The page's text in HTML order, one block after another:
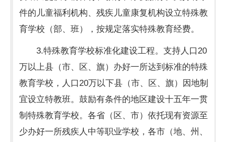
件的儿童福利机构、残疾儿童康复机构设立特殊教
育学校（部、班），按规定落实特殊教育经费。
3.特殊教育学校标准化建设工程。支持人口20
万以上县（市、区、旗）办好一所达到标准的特殊
教育学校，人口20万以下县（市、区、旗）因地制
宜设立特教班。鼓励有条件的地区建设十五年一贯
制特殊教育学校。各省（区、市）依托现有资源至
少办好一所残疾人中等职业学校，各市（地、州、